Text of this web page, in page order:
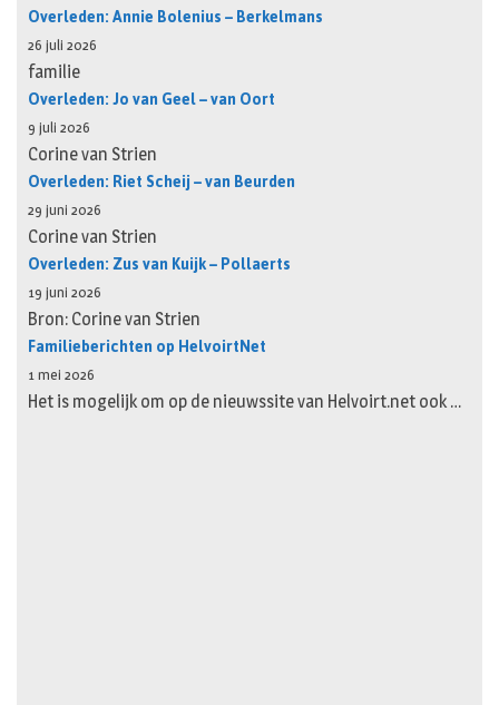
Overleden: Annie Bolenius – Berkelmans
26 juli 2026
familie
Overleden: Jo van Geel – van Oort
9 juli 2026
Corine van Strien
Overleden: Riet Scheij – van Beurden
29 juni 2026
Corine van Strien
Overleden: Zus van Kuijk – Pollaerts
19 juni 2026
Bron: Corine van Strien
Familieberichten op HelvoirtNet
1 mei 2026
Het is mogelijk om op de nieuwssite van Helvoirt.net ook …